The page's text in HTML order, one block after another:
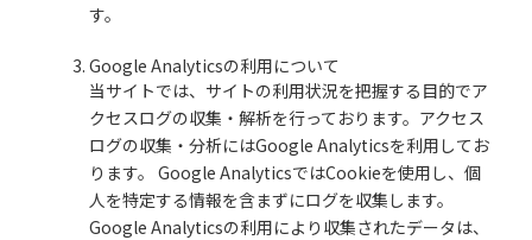
す。
Google Analyticsの利用について
当サイトでは、サイトの利用状況を把握する目的でア
クセスログの収集・解析を行っております。アクセス
ログの収集・分析にはGoogle Analyticsを利用してお
ります。 Google AnalyticsではCookieを使用し、個
人を特定する情報を含まずにログを収集します。
Google Analyticsの利用により収集されたデータは、